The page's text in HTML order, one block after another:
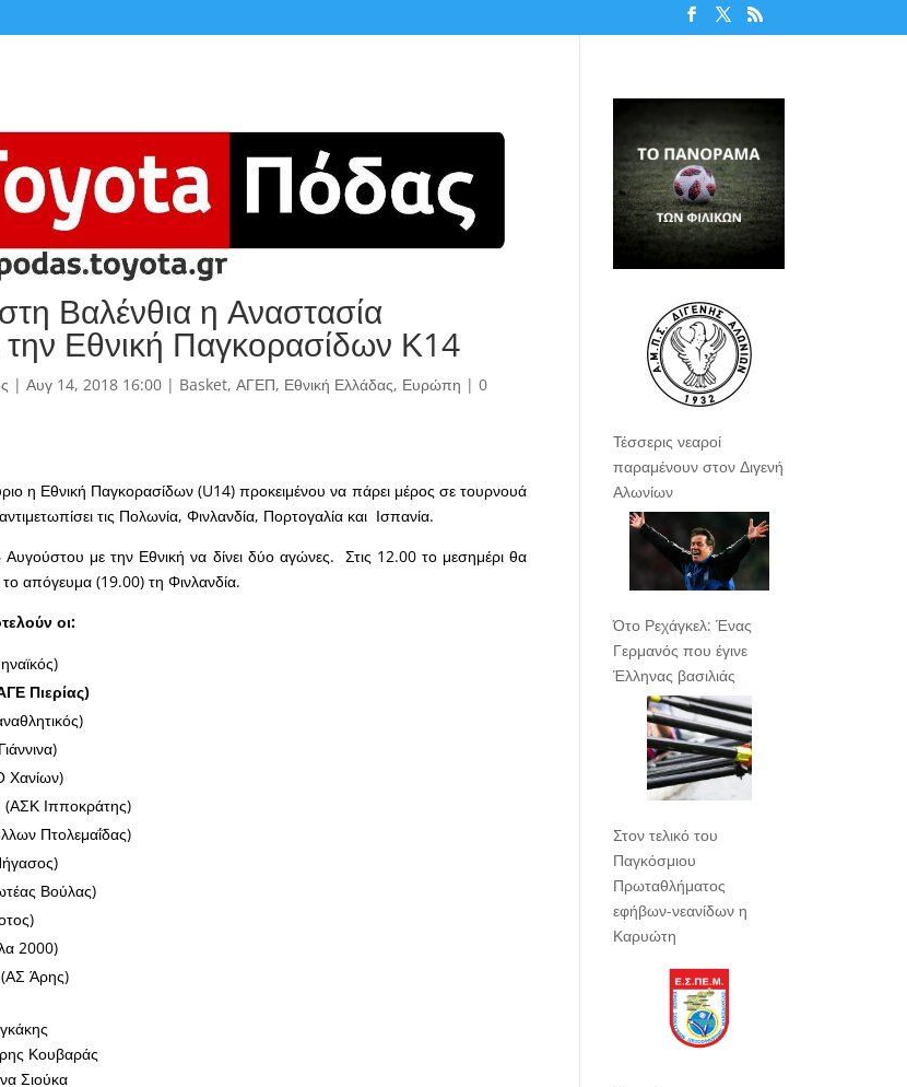
Βαλένθια η Αναστασία
Εθνική Παγκορασίδων Κ14
| Αυγ 14, 2018 16:00| Basket, ΑΓΕΠ, Εθνική Ελλάδας, Ευρώπη | 0
η Εθνική Παγκορασίδων (U14) προκειμένου να πάρει μέρος σε τουρνουά
τις Πολωνία, Φινλανδία, Πορτογαλία και Ισπανία.
Αυγούστου με την Εθνική να δίνει δύο αγώνες. Στις 12.00 το μεσημέρι θα
το απόγευμα (19.00) τη Φινλανδία.
οι:
Πιερίας)
Χανίων)
(ΑΣΚ Ιπποκράτης)
Πτολεμαΐδας)
Βούλας)
2000)
(ΑΣ Άρης)
Κουβαράς
Σιούκα
Τέσσερις νεαροί
παραμένουν στον Διγενή
Αλωνίων
Ότο Ρεχάγκελ: Ένας
Γερμανός που έγινε
Έλληνας βασιλιάς
Στον τελικό του
Παγκόσμιου
Πρωταθλήματος
εφήβων-νεανίδων η
Καρυώτη